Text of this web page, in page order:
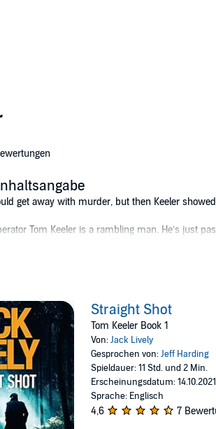
get away with murder, but then Keeler
Tom Keeler is a rambling man. He’s just
But it’s a case of mistaken identity, and they
Straight Shot
Tom Keeler Book 1
Von:Jack Lively
Gesprochen von:Jeff Harding
Spieldauer: 11 Std. und 2 Min.
Erscheinungsdatum: 14.10.2021
Sprache: Englisch
4,6 7